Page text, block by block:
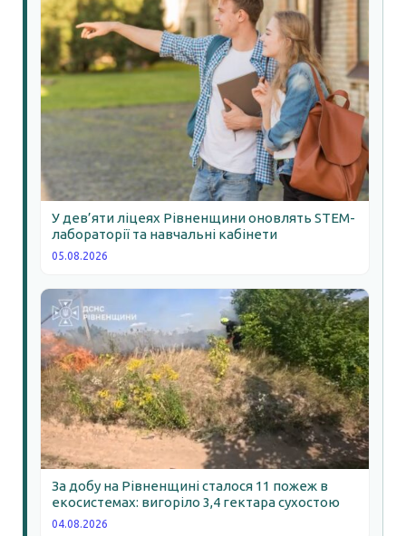
У дев’яти ліцеях Рівненщини оновлять STEM-
лабораторії та навчальні кабінети
05.08.2026
За добу на Рівненщині сталося 11 пожеж в
екосистемах: вигоріло 3,4 гектара сухостою
04.08.2026